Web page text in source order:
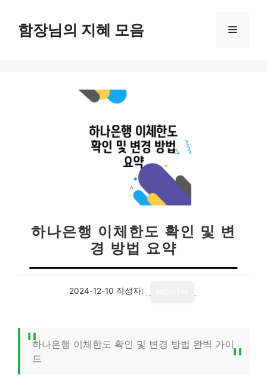
함장님의 지혜 모음 메
하나은행 이체한도 확인 및 변
경 방법 요약
2024-12-10 작성자:
하나은행 이체한도 확인 및 변경 방법 완벽 가이
드